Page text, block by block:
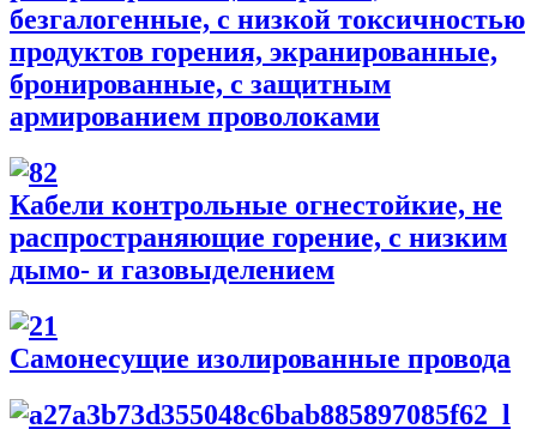
безгалогенные, с низкой токсичностью
продуктов горения, экранированные,
бронированные, с защитным
армированием проволоками
Кабели контрольные огнестойкие, не
распространяющие горение, с низким
дымо- и газовыделением
Самонесущие изолированные провода